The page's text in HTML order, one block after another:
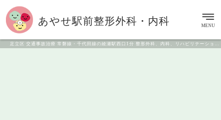
足立区 交通事故治療 常磐線・千代田線の綾瀬駅西口1分 整形外科、内科、リハビリテーション科
あやせ駅前整形外科・内科 MENU